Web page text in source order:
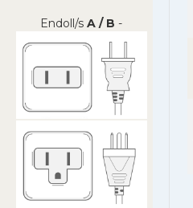
Endoll/s A / B -